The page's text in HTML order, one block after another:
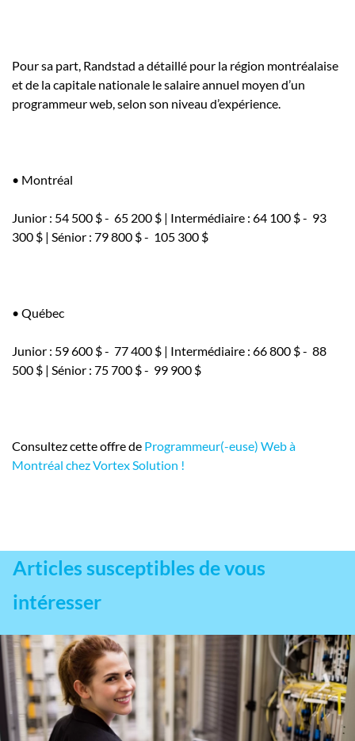
Pour sa part, Randstad a détaillé pour la région montréalaise
et de la capitale nationale le salaire annuel moyen d’un
programmeur web, selon son niveau d’expérience.
• Montréal
Junior : 54 500 $ - 65 200 $ | Intermédiaire : 64 100 $ - 93
300 $ | Sénior : 79 800 $ - 105 300 $
• Québec
Junior : 59 600 $ - 77 400 $ | Intermédiaire : 66 800 $ - 88
500 $ | Sénior : 75 700 $ - 99 900 $
Consultez cette offre de Programmeur(-euse) Web à
Montréal chez Vortex Solution !
Articles susceptibles de vous
intéresser